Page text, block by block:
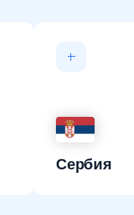
10.00 - 19.00
Сербия